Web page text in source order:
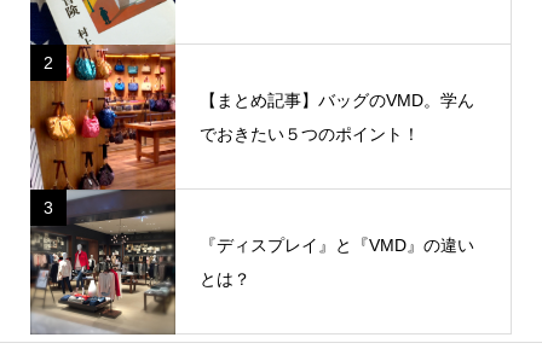
2
【まとめ記事】バッグのVMD。学ん
でおきたい５つのポイント！
3
『ディスプレイ』と『VMD』の違い
とは？